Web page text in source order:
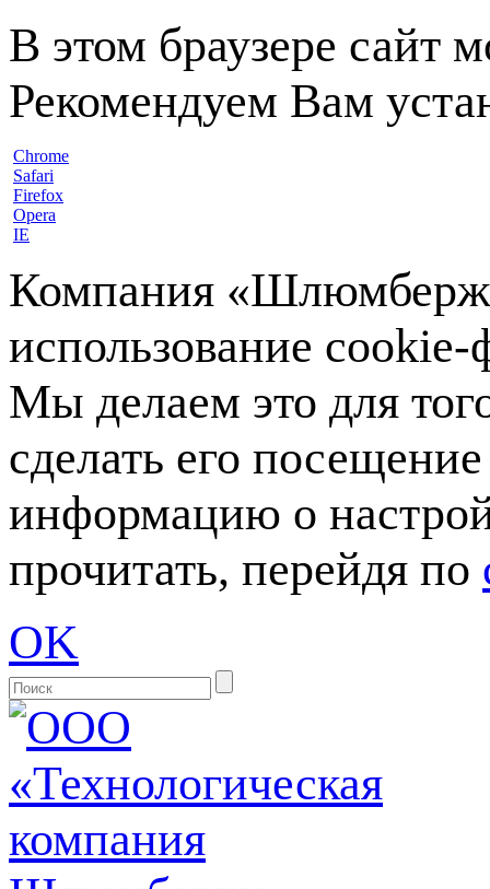
В этом браузере сайт
Рекомендуем Вам
Chrome
Safari
Firefox
Opera
IE
Компания
использование
Мы делаем это для
сделать его
информацию о
прочитать, перейдя по
OK